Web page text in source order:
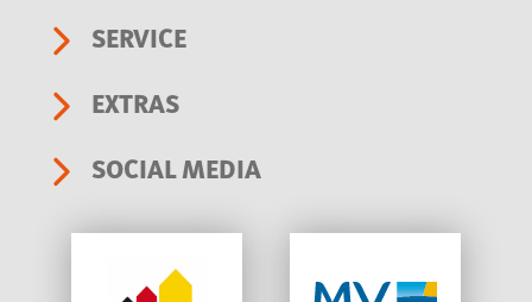
SERVICE
EXTRAS
SOCIAL MEDIA